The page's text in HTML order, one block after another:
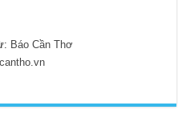
Báo Cần Thơ